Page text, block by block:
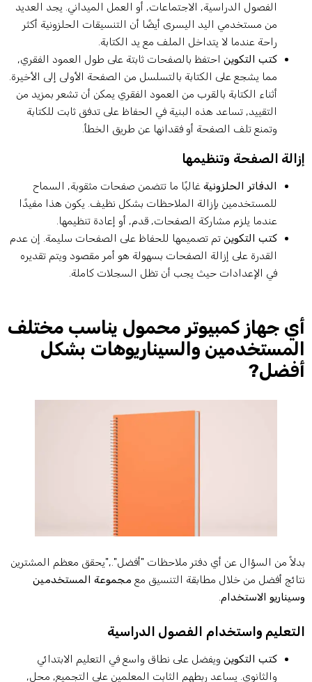
الفصول الدراسية, الاجتماعات, أو العمل الميداني. يجد العديد
من مستخدمي اليد اليسرى أيضًا أن التنسيقات الحلزونية أكثر
راحة عندما لا يتداخل الملف مع يد الكتابة.
كتب التكويناحتفظ بالصفحات ثابتة على طول العمود الفقري,
مما يشجع على الكتابة بالتسلسل من الصفحة الأولى إلى الأخيرة.
أثناء الكتابة بالقرب من العمود الفقري يمكن أن تشعر بمزيد من
التقييد, تساعد هذه البنية في الحفاظ على تدفق ثابت للكتابة
وتمنع تلف الصفحة أو فقدانها عن طريق الخطأ.
الصفحة وتنظيمها
الدفاتر الحلزونيةغالبًا ما تتضمن صفحات مثقوبة, السماح
للمستخدمين بإزالة الملاحظات بشكل نظيف. يكون هذا مفيدًا
عندما يلزم مشاركة الصفحات, قدم, أو إعادة تنظيمها.
كتب التكوينتم تصميمها للحفاظ على الصفحات سليمة. إن عدم
القدرة على إزالة الصفحات بسهولة هو أمر مقصود ويتم تقديره
في الإعدادات حيث يجب أن تظل السجلات كاملة.
جهاز كمبيوتر محمول يناسب مختلف
والسيناريوهات بشكل
من السؤال عن أي دفتر ملاحظات "أفضل".,"يحقق معظم المشترين
أفضل من خلال مطابقة التنسيق معمجموعة المستخدمين
الاستخدام.
واستخدام الفصول الدراسية
كتب التكوينويفضل على نطاق واسع في التعليم الابتدائي
والثانوي. يساعد ربطهم الثابت المعلمين على التجميع, محل,